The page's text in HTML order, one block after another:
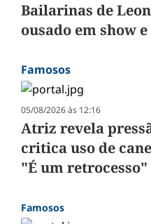
Bailarinas de
ousado em show
Famosos
05/08/2026 às 12:16
Atriz revela
critica uso de
"É um retrocesso"
Famosos